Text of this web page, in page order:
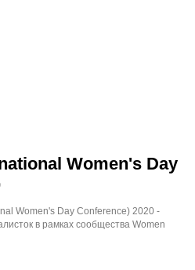
Women's Day
Women's Day Conference) 2020 -
в рамках сообщества Women